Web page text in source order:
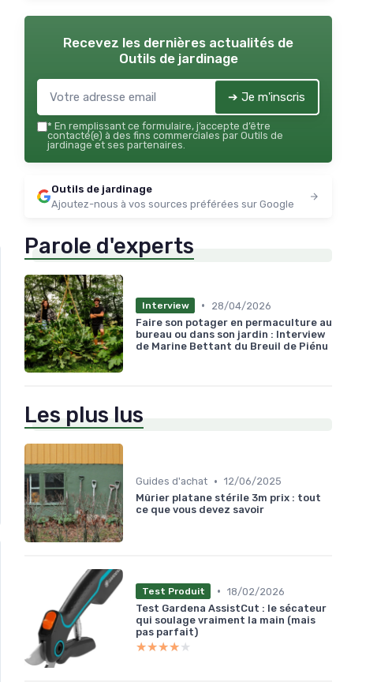
Recevez les dernières actualités de
Outils de jardinage
➔ Je m'inscris
* En remplissant ce formulaire, j’accepte d’être
contacté(e) à des fins commerciales par Outils de
jardinage et ses partenaires.
Outils de jardinage
Ajoutez-nous à vos sources préférées sur Google
Parole d'experts
Interview •
28/04/2026
Faire son potager en permaculture au
bureau ou dans son jardin : Interview
de Marine Bettant du Breuil de Piénu
Les plus lus
Guides d'achat • 12/06/2025
Mûrier platane stérile 3m prix : tout
ce que vous devez savoir
Test Produit • 18/02/2026
Test Gardena AssistCut : le sécateur
qui soulage vraiment la main (mais
pas parfait)
★★★★★
★★★★★